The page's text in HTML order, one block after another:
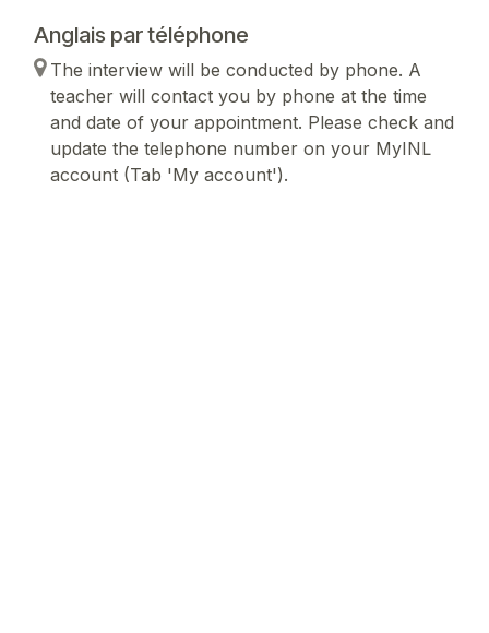
Anglais par téléphone
The interview will be conducted by phone. A
teacher will contact you by phone at the time
and date of your appointment. Please check and
update the telephone number on your MyINL
account (Tab 'My account').